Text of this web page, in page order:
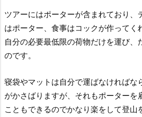
ツアーにはポーターが含まれており、
はポーター、食事はコックが作ってく
自分の必要最低限の荷物だけを運び、
のです。
寝袋やマットは自分で運ばなければな
がかさばりますが、それもポーターを
こともできるのでかなり楽をして登山